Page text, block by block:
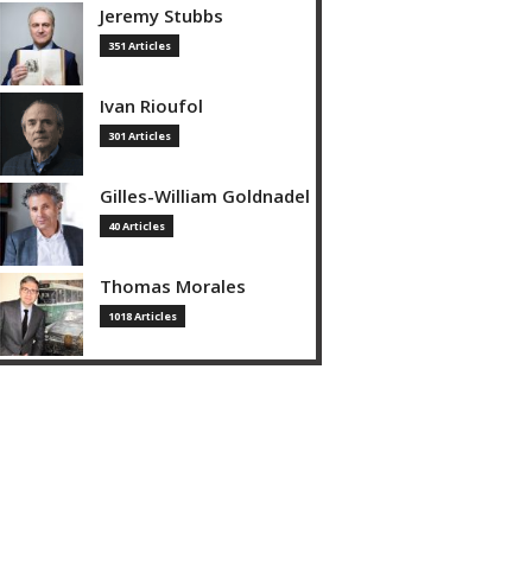
Jeremy Stubbs
351 Articles
Ivan Rioufol
301 Articles
Gilles-William Goldnadel
40 Articles
Thomas Morales
1018 Articles